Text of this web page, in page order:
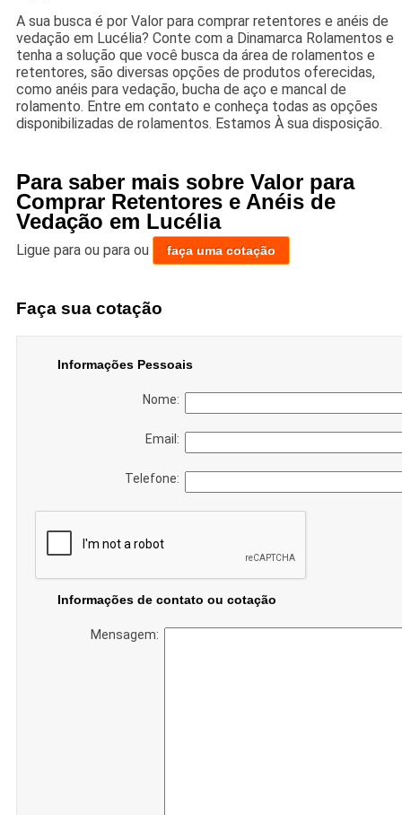
A sua busca é por Valor para comprar retentores e anéis de
vedação em Lucélia? Conte com a Dinamarca Rolamentos e
tenha a solução que você busca da área de rolamentos e
retentores, são diversas opções de produtos oferecidas,
como anéis para vedação, bucha de aço e mancal de
rolamento. Entre em contato e conheça todas as opções
disponibilizadas de rolamentos. Estamos À sua disposição.
Para saber mais sobre Valor para
Comprar Retentores e Anéis de
Vedação em Lucélia
Ligue para ou para ou faça uma cotação
Faça sua cotação
Informações Pessoais
Nome:
Email:
Telefone:
Informações de contato ou cotação
Mensagem: